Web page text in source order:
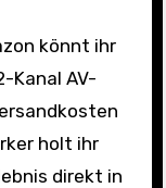
Kanal AV-
holt ihr
direkt in